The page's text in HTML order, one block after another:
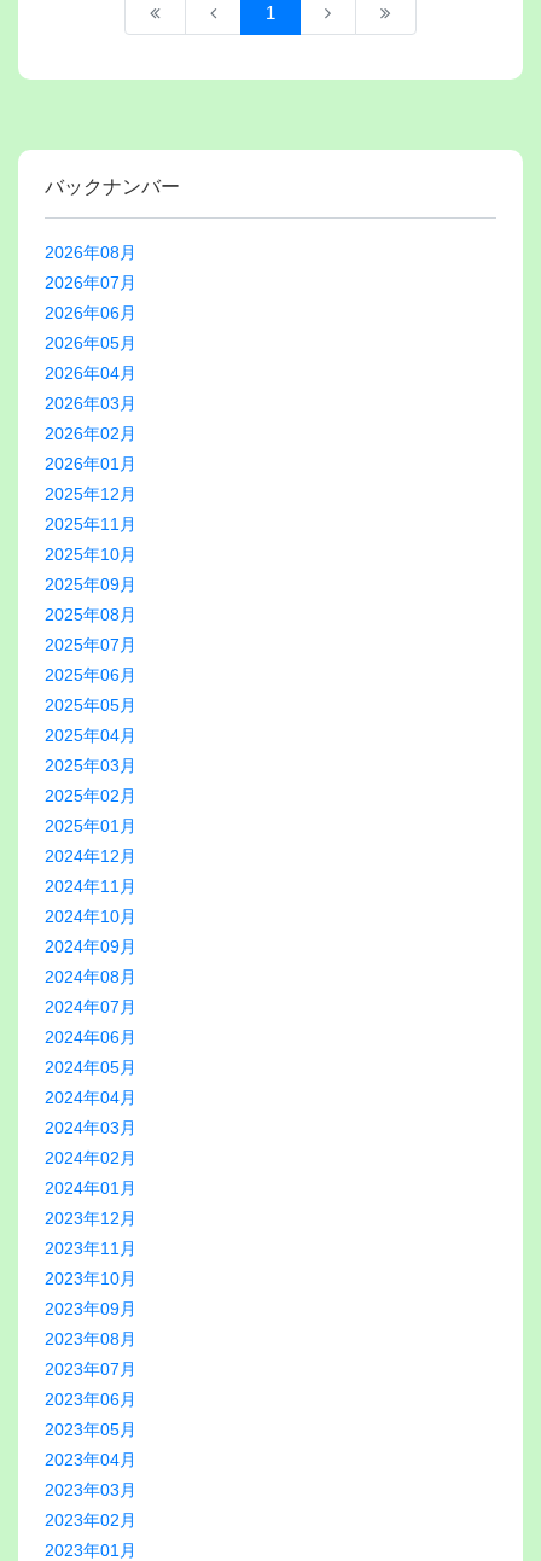
1
バックナンバー
2026年08月
2026年07月
2026年06月
2026年05月
2026年04月
2026年03月
2026年02月
2026年01月
2025年12月
2025年11月
2025年10月
2025年09月
2025年08月
2025年07月
2025年06月
2025年05月
2025年04月
2025年03月
2025年02月
2025年01月
2024年12月
2024年11月
2024年10月
2024年09月
2024年08月
2024年07月
2024年06月
2024年05月
2024年04月
2024年03月
2024年02月
2024年01月
2023年12月
2023年11月
2023年10月
2023年09月
2023年08月
2023年07月
2023年06月
2023年05月
2023年04月
2023年03月
2023年02月
2023年01月